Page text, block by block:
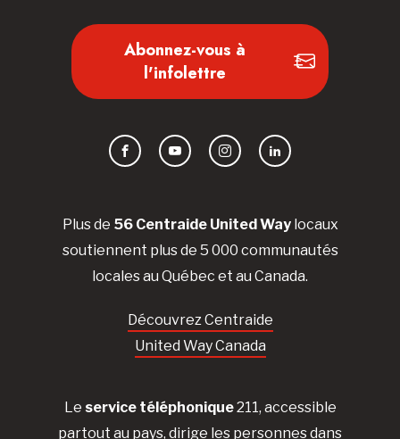
Plus de 56 Centraide United Waylocaux
soutiennent plus de 5 000 communautés
locales au Québec et au Canada.
Découvrez Centraide
United Way Canada
Le service téléphonique211, accessible
partout au pays, dirige les personnes dans
Abonnez-vous à
l'infolettre
FacebookYouTubeInstagramLinkedIn